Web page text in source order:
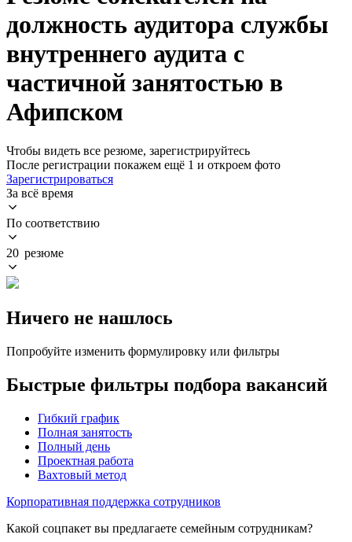
должность аудитора службы
внутреннего аудита с
частичной занятостью в
Афипском
Чтобы видеть все резюме, зарегистрируйтесь
После регистрации покажем ещё 1 и откроем фото
Зарегистрироваться
За всё время
По соответствию
20 резюме
Ничего не нашлось
Попробуйте изменить формулировку или фильтры
Быстрые фильтры подбора вакансий
Гибкий график
Полная занятость
Полный день
Проектная работа
Вахтовый метод
Корпоративная поддержка сотрудников
Какой соцпакет вы предлагаете семейным сотрудникам?